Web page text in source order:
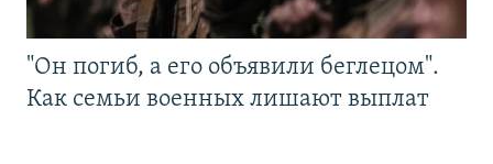
"Он погиб, а его объявили беглецом".
Как семьи военных лишают выплат